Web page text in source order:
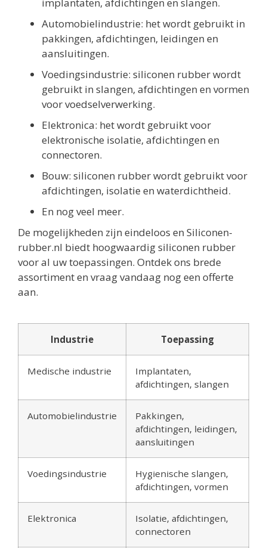
Automobielindustrie: het wordt gebruikt in
pakkingen, afdichtingen, leidingen en
aansluitingen.
Voedingsindustrie: siliconen rubber wordt
gebruikt in slangen, afdichtingen en vormen
voor voedselverwerking.
Elektronica: het wordt gebruikt voor
elektronische isolatie, afdichtingen en
connectoren.
Bouw: siliconen rubber wordt gebruikt voor
afdichtingen, isolatie en waterdichtheid.
En nog veel meer.
De mogelijkheden zijn eindeloos en Siliconen-
rubber.nl biedt hoogwaardig siliconen rubber
voor al uw toepassingen. Ontdek ons brede
assortiment en vraag vandaag nog een offerte
aan.
Industrie Toepassing
Medische industrie
Implantaten,
afdichtingen, slangen
Automobielindustrie
Pakkingen,
afdichtingen, leidingen,
aansluitingen
Voedingsindustrie
Hygienische slangen,
afdichtingen, vormen
Elektronica
Isolatie, afdichtingen,
connectoren